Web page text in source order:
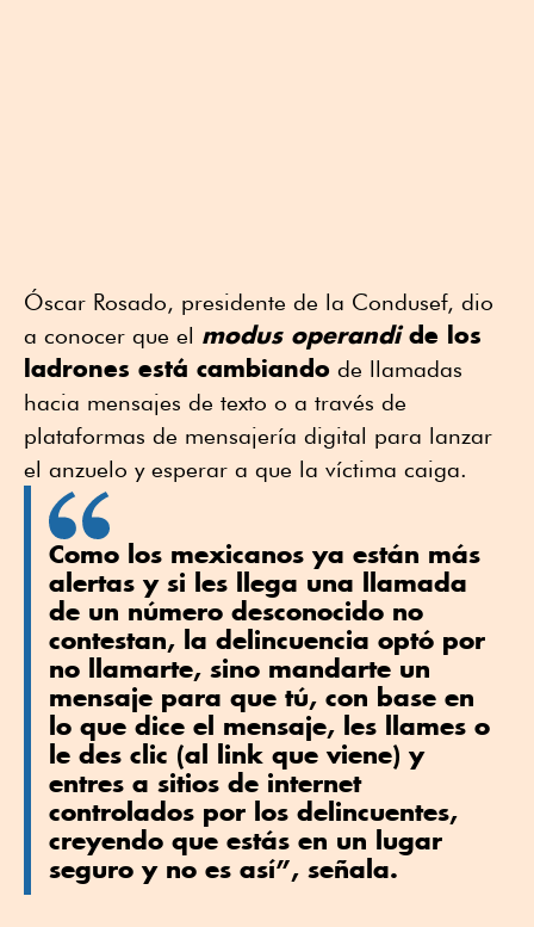
Óscar Rosado, presidente de la Condusef, dio
a conocer que el modus operandide los
ladrones está cambiando de llamadas
hacia mensajes de texto o a través de
plataformas de mensajería digital para lanzar
el anzuelo y esperar a que la víctima caiga.
Como los mexicanos ya están más
alertas y si les llega una llamada
de un número desconocido no
contestan, la delincuencia optó por
no llamarte, sino mandarte un
mensaje para que tú, con base en
lo que dice el mensaje, les llames o
le des clic (al link que viene) y
entres a sitios de internet
controlados por los delincuentes,
creyendo que estás en un lugar
seguro y no es así”, señala.